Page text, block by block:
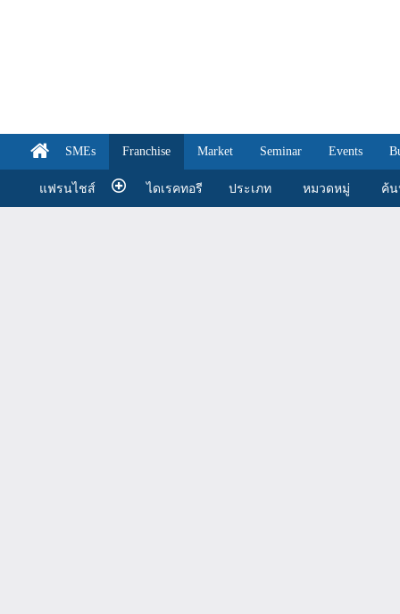
SMEs Franchise Market Seminar Events
แฟรนไชส์ ไดเรคทอรี ประเภท หมวดหมู่ ค้